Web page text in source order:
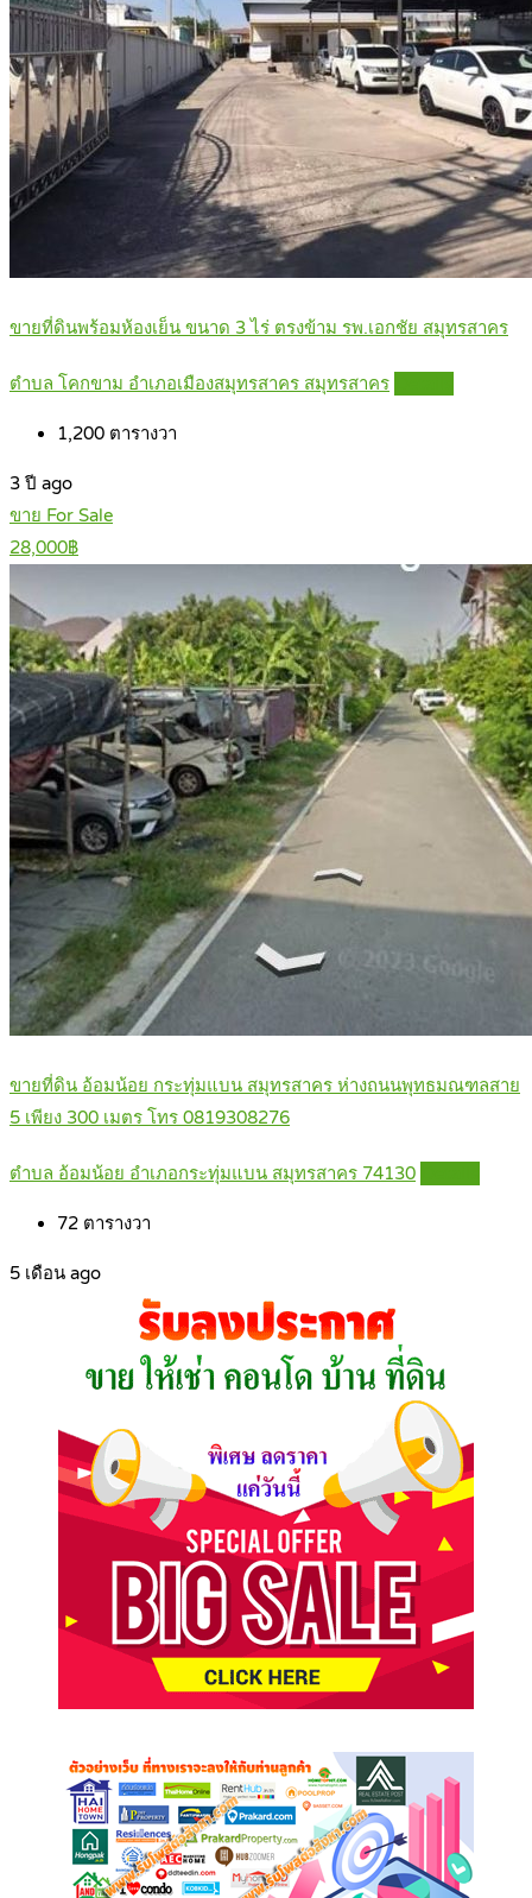
ขายที่ดินพร้อมห้องเย็น ขนาด 3 ไร่ ตรงข้าม รพ.เอกชัย สมุทรสาคร
ตำบล โคกขาม อำเภอเมืองสมุทรสาคร สมุทรสาคร
1,200 ตารางวา
3 ปี ago
ขาย For Sale
28,000฿
ขายที่ดิน อ้อมน้อย กระทุ่มแบน สมุทรสาคร ห่างถนนพุทธมณฑลสาย
5 เพียง 300 เมตร โทร 0819308276
ตำบล อ้อมน้อย อำเภอกระทุ่มแบน สมุทรสาคร 74130
72 ตารางวา
5 เดือน ago